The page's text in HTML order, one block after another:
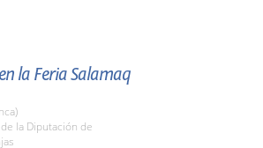
la Feria Salamaq
la Diputación de